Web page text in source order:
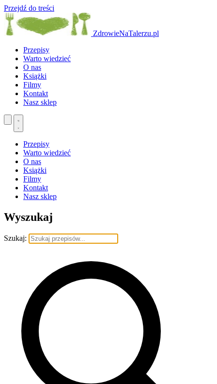
Przejdź do treści
ZdrowieNaTalerzu.pl
Przepisy
Warto wiedzieć
O nas
Książki
Filmy
Kontakt
Nasz sklep
Przepisy
Warto wiedzieć
O nas
Książki
Filmy
Kontakt
Nasz sklep
Wyszukaj
Szukaj: